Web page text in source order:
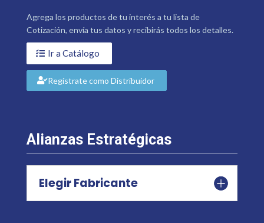
Agrega los productos de tu interés a tu lista de
Cotización, envía tus datos y recibirás todos los detalles.
Ir a Catálogo
Regístrate como Distribuidor
Alianzas Estratégicas
Elegir Fabricante